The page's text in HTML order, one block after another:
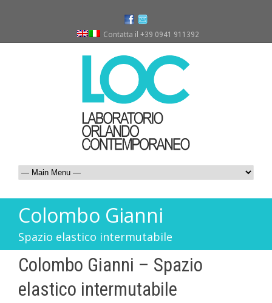
Contatta il +39 0941 911392
Colombo Gianni
Spazio elastico intermutabile
Colombo Gianni – Spazio
elastico intermutabile